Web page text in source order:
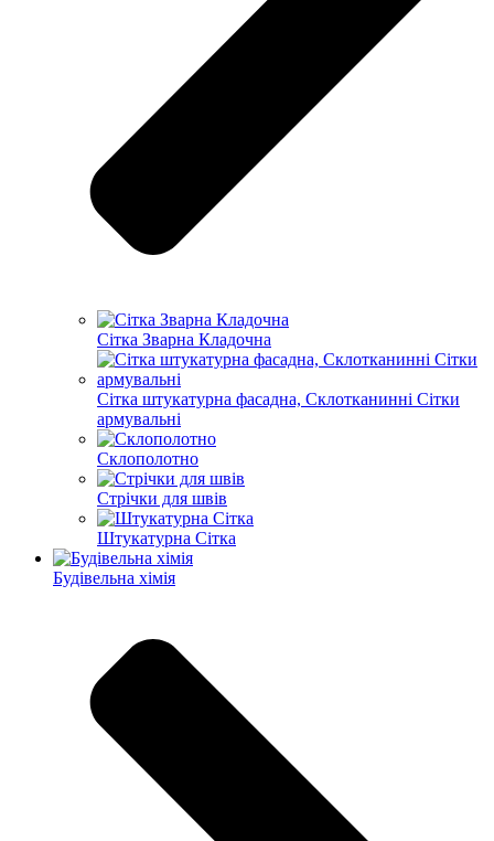
Сітка Зварна Кладочна
Сітка штукатурна фасадна, Склотканинні Сітки
армувальні
Склополотно
Стрічки для швів
Штукатурна Сітка
Будівельна хімія